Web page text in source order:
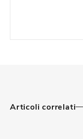
Articoli correlati